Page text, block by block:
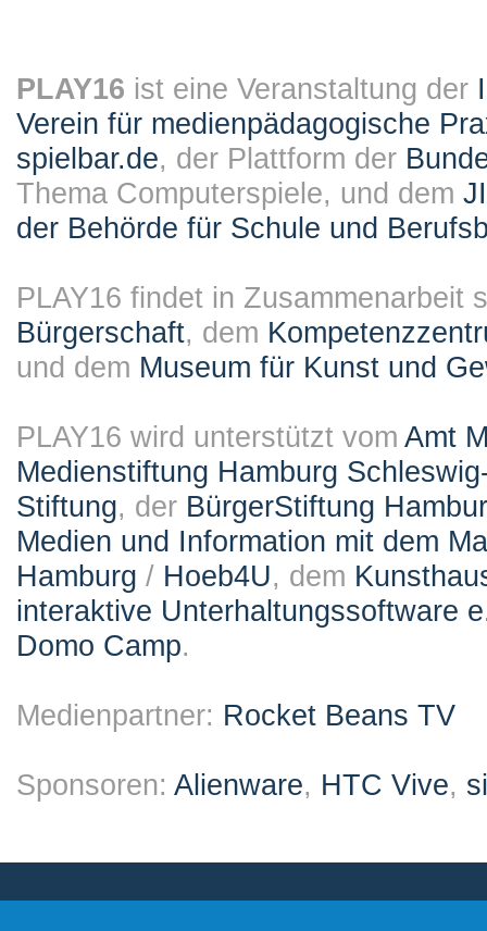
PLAY16 ist eine Veranstaltung der
Verein für medienpädagogische
spielbar.de, der Plattform der
Thema Computerspiele, und dem
der Behörde für Schule und
PLAY16 findet in Zusammenarbeit
Bürgerschaft, dem
und dem Museum für Kunst und
PLAY16 wird unterstützt vom Amt
Medienstiftung Hamburg
Stiftung, der BürgerStiftung
Medien und Information mit dem
Hamburg / Hoeb4U, dem
interaktive Unterhaltungssoftware
Domo Camp.
Medienpartner: Rocket Beans TV
Sponsoren: Alienware, HTC Vive,